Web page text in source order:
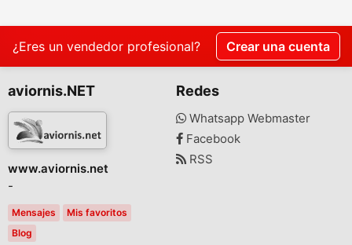
¿Eres un vendedor profesional? Crear una cuenta
aviornis.NET
www.aviornis.net
-
Mensajes
Mis favoritos
Blog
Redes
Whatsapp Webmaster
Facebook
RSS